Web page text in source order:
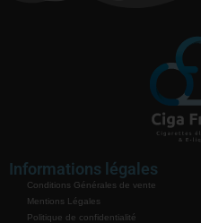
Informations légales
Conditions Générales de vente
Mentions Légales
Politique de confidentialité